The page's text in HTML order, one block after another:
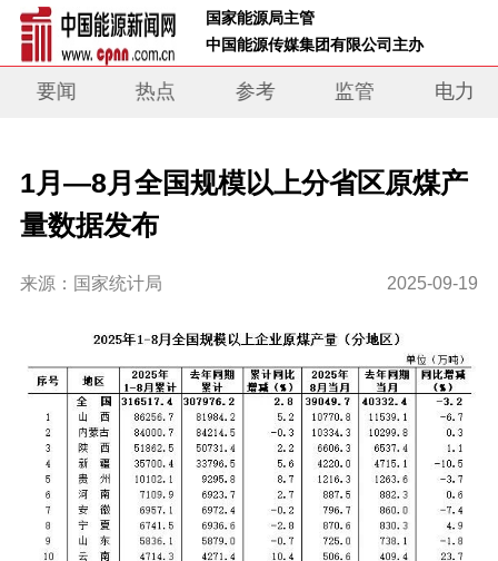
国家能源局主管
中国能源传媒集团有限公司主办
要闻 热点 参考 监管 电力
1月—8月全国规模以上分省区原煤产
量数据发布
来源：国家统计局 2025-09-19